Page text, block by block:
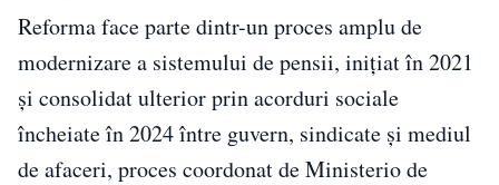
Reforma face parte dintr-un proces amplu de
modernizare a sistemului de pensii, inițiat în 2021
și consolidat ulterior prin acorduri sociale
încheiate în 2024 între guvern, sindicate și mediul
de afaceri, proces coordonat de Ministerio de